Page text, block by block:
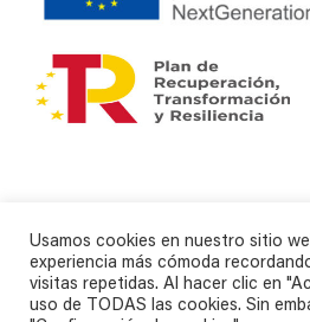
Usamos cookies en nuestro sitio
experiencia más cómoda
visitas repetidas. Al hacer clic en
uso de TODAS las cookies. Sin